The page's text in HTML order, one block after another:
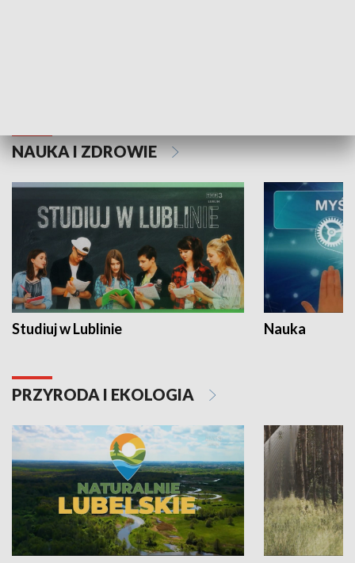
NAUKA I ZDROWIE
Studiuj w Lublinie Nauka
PRZYRODA I EKOLOGIA